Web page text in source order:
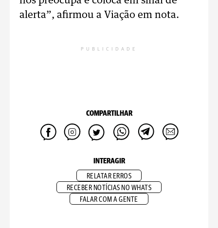
alerta”, afirmou a Viação em nota.
PUBLICIDADE
COMPARTILHAR
INTERAGIR
RELATAR ERROS
RECEBER NOTÍCIAS NO WHATS
FALAR COM A GENTE